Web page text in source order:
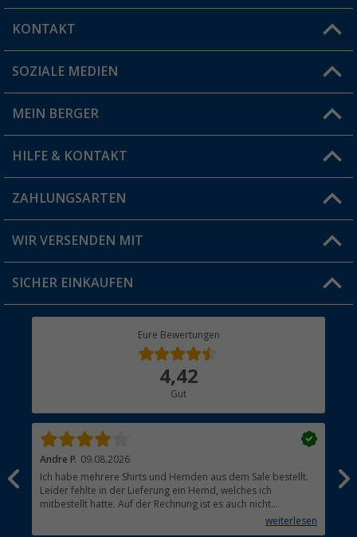
KONTAKT
Du hast eine Frage?
Filiale finden
SOZIALE MEDIEN
MEIN BERGER
Vorteilskarte
Blog
Jobs & Karriere
HILFE & KONTAKT
FAQ & Kontakt
Versandinformationen
Rücksendung
ZAHLUNGSARTEN
WIR VERSENDEN MIT
SICHER EINKAUFEN
Eure Bewertungen
4,42
Gut
Andre P. 09.08.2026
Ich habe mehrere Shirts und Hemden aus dem Sale bestellt.
Leider fehlte in der Lieferung ein Hemd, welches ich
mitbestellt hatte. Auf der Rechnung ist es auch nicht
aufgetaucht, aber es gab keinen einzigen Hinweis, dass die
weiterlesen